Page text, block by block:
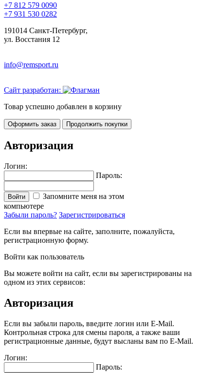
+7 812 579 0090
+7 931 530 0282
191014 Санкт-Петербург,
ул. Восстания 12
info@remsport.ru
Сайт разработан:
Товар успешно добавлен в корзину
Оформить заказ Продолжить покупки
Авторизация
Логин:
Пароль:
Войти
Запомните меня на этом
компьютере
Забыли пароль? Зарегистрироваться
Если вы впервые на сайте, заполните, пожалуйста,
регистрационную форму.
Войти как пользователь
Вы можете войти на сайт, если вы зарегистрированы на
одном из этих сервисов:
Авторизация
Если вы забыли пароль, введите логин или E-Mail.
Контрольная строка для смены пароля, а также ваши
регистрационные данные, будут высланы вам по E-Mail.
Логин:
Пароль: